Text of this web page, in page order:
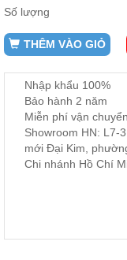
Nội
Thất
Ban
Công,
Vườn
Trang
Số lượng
THÊM VÀO GIỎ
Nhập khẩu 100%
Bảo hành 2 năm
Miễn phí vận
Showroom HN: L7-
mới Đại Kim,
Chi nhánh Hồ Chí